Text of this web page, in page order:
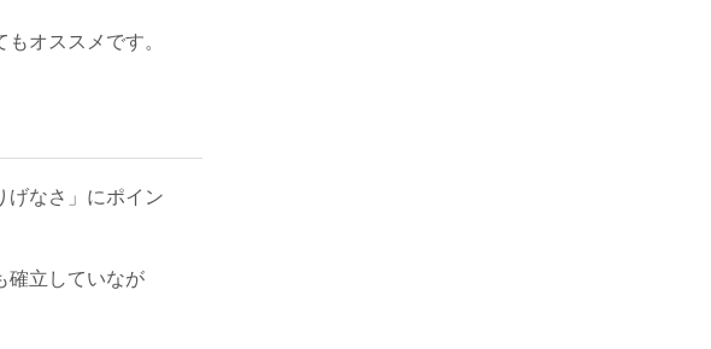
オススメです。
げなさ」にポイン
確立していなが